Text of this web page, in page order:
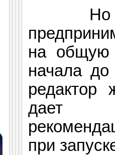
Но
на общую
начала
редактор
дает
при